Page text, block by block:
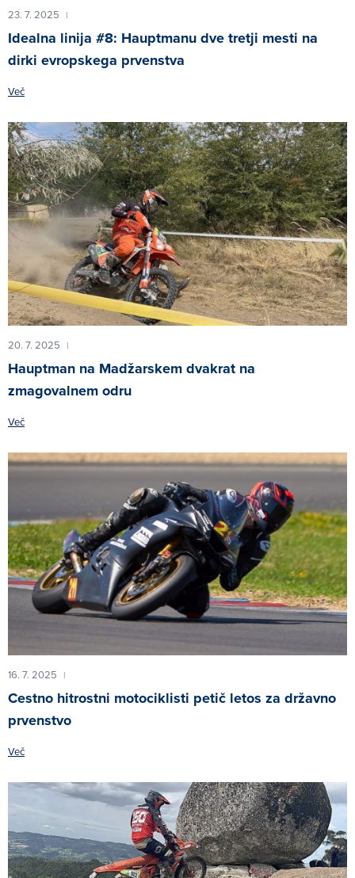
23. 7. 2025 |
Idealna linija #8: Hauptmanu dve tretji mesti na
dirki evropskega prvenstva
Več
20. 7. 2025 |
Hauptman na Madžarskem dvakrat na
zmagovalnem odru
Več
16. 7. 2025 |
Cestno hitrostni motociklisti petič letos za državno
prvenstvo
Več